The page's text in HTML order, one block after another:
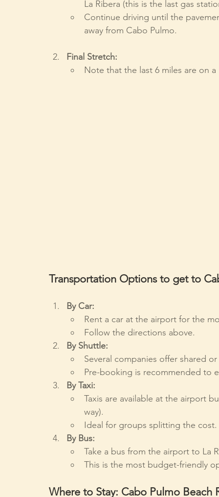
La Ribera (this is the last gas
Continue driving until the
away from Cabo Pulmo.
Final Stretch:
Note that the last 6 miles are on
Transportation Options to get to
By Car:
Rent a car at the airport for the
Follow the directions above.
By Shuttle:
Several companies offer shared
Pre-booking is recommended to
By Taxi:
Taxis are available at the airport
way).
Ideal for groups splitting the cost.
By Bus:
Take a bus from the airport to La
This is the most budget-friendly
Where to Stay: Cabo Pulmo Beach